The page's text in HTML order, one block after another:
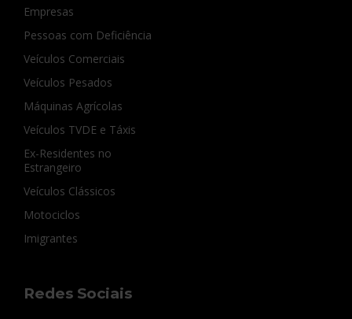
Empresas
Pessoas com Deficiência
Veículos Comerciais
Veículos Pesados
Máquinas Agrícolas
Veículos TVDE e Táxis
Ex-Residentes no
Estrangeiro
Veículos Clássicos
Motociclos
Imigrantes
Redes Sociais